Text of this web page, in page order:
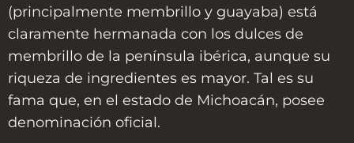
(principalmente membrillo y guayaba) está
claramente hermanada con los dulces de
membrillo de la península ibérica, aunque su
riqueza de ingredientes es mayor. Tal es su
fama que, en el estado de Michoacán, posee
denominación oficial.